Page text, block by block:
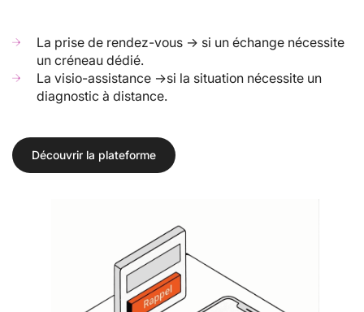
La prise de rendez-vous → si un échange nécessite
un créneau dédié.
La visio-assistance →si la situation nécessite un
diagnostic à distance.
Découvrir la plateforme